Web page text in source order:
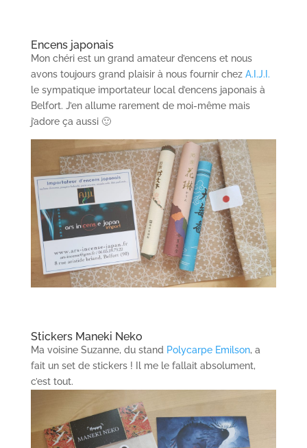
Encens japonais
Mon chéri est un grand amateur d’encens et nous
avons toujours grand plaisir à nous fournir chez A.I.J.I.
le sympatique importateur local d’encens japonais à
Belfort. J’en allume rarement de moi-même mais
j’adore ça aussi 🙂
Stickers Maneki Neko
Ma voisine Suzanne, du stand Polycarpe Emilson, a
fait un set de stickers ! Il me le fallait absolument,
c’est tout.